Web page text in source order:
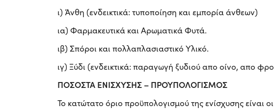
ι) Άνθη (ενδεικτικά: τυποποίηση και εμπορία άνθεων)
ια) Φαρμακευτικά και Αρωματικά Φυτά.
ιβ) Σπόροι και πολλαπλασιαστικό Υλικό.
ιγ) Ξύδι (ενδεικτικά: παραγωγή ξυδιού απο οίνο, απο
ΠΟΣΟΣΤΑ ΕΝΙΣΧΥΣΗΣ – ΠΡΟΥΠΟΛΟΓΙΣΜΟΣ
Το κατώτατο όριο προϋπολογισμού της ενίσχυσης